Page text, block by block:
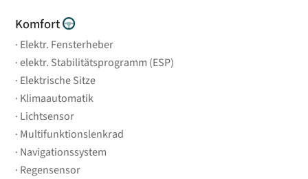
Komfort
Elektr. Fensterheber
elektr. Stabilitätsprogramm (ESP)
Elektrische Sitze
Klimaautomatik
Lichtsensor
Multifunktionslenkrad
Navigationssystem
Regensensor